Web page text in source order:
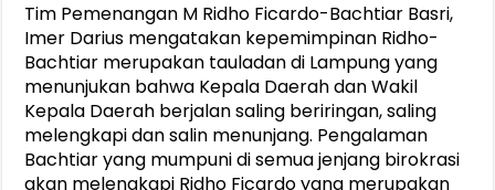
Tim Pemenangan M Ridho Ficardo-Bachtiar Basri,
Imer Darius mengatakan kepemimpinan Ridho-
Bachtiar merupakan tauladan di Lampung yang
menunjukan bahwa Kepala Daerah dan Wakil
Kepala Daerah berjalan saling beriringan, saling
melengkapi dan salin menunjang. Pengalaman
Bachtiar yang mumpuni di semua jenjang birokrasi
akan melengkapi Ridho Ficardo yang merupakan